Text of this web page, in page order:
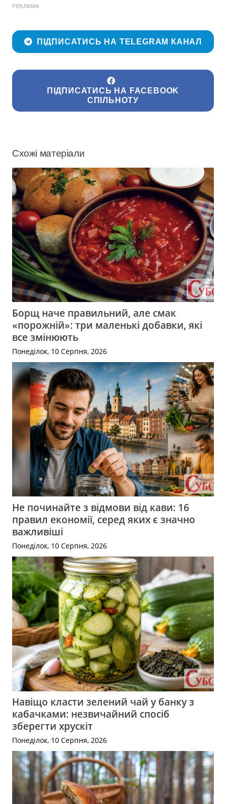
РЕКЛАМА
ПІДПИСАТИСЬ НА TELEGRAM КАНАЛ
ПІДПИСАТИСЬ НА FACEBOOK
СПІЛЬНОТУ
Схожі матеріали
Борщ наче правильний, але смак
«порожній»: три маленькі добавки, які
все змінюють
Понеділок, 10 Серпня, 2026
Не починайте з відмови від кави: 16
правил економії, серед яких є значно
важливіші
Понеділок, 10 Серпня, 2026
Навіщо класти зелений чай у банку з
кабачками: незвичайний спосіб
зберегти хрускіт
Понеділок, 10 Серпня, 2026